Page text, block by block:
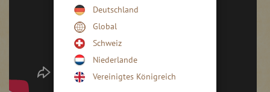
Deutschland
Global
Schweiz
Niederlande
Vereinigtes Königreich